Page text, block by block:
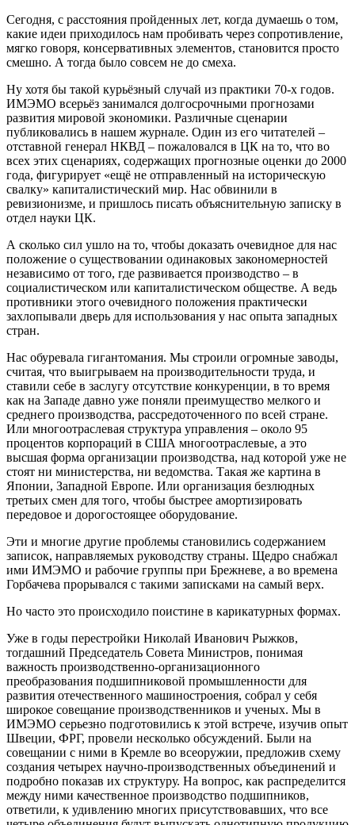
Сегодня, с расстояния пройденных лет, когда думаешь о том,
какие идеи приходилось нам пробивать через сопротивление,
мягко говоря, консервативных элементов, становится просто
смешно. А тогда было совсем не до смеха.
Ну хотя бы такой курьёзный случай из практики 70-х годов.
ИМЭМО всерьёз занимался долгосрочными прогнозами
развития мировой экономики. Различные сценарии
публиковались в нашем журнале. Один из его читателей –
отставной генерал НКВД – пожаловался в ЦК на то, что во
всех этих сценариях, содержащих прогнозные оценки до 2000
года, фигурирует «ещё не отправленный на историческую
свалку» капиталистический мир. Нас обвинили в
ревизионизме, и пришлось писать объяснительную записку в
отдел науки ЦК.
А сколько сил ушло на то, чтобы доказать очевидное для нас
положение о существовании одинаковых закономерностей
независимо от того, где развивается производство – в
социалистическом или капиталистическом обществе. А ведь
противники этого очевидного положения практически
захлопывали дверь для использования у нас опыта западных
стран.
Нас обуревала гигантомания. Мы строили огромные заводы,
считая, что выигрываем на производительности труда, и
ставили себе в заслугу отсутствие конкуренции, в то время
как на Западе давно уже поняли преимущество мелкого и
среднего производства, рассредоточенного по всей стране.
Или многоотраслевая структура управления – около 95
процентов корпораций в США многоотраслевые, а это
высшая форма организации производства, над которой уже не
стоят ни министерства, ни ведомства. Такая же картина в
Японии, Западной Европе. Или организация безлюдных
третьих смен для того, чтобы быстрее амортизировать
передовое и дорогостоящее оборудование.
Эти и многие другие проблемы становились содержанием
записок, направляемых руководству страны. Щедро снабжал
ими ИМЭМО и рабочие группы при Брежневе, а во времена
Горбачева прорывался с такими записками на самый верх.
Но часто это происходило поистине в карикатурных формах.
Уже в годы перестройки Николай Иванович Рыжков,
тогдашний Председатель Совета Министров, понимая
важность производственно-организационного
преобразования подшипниковой промышленности для
развития отечественного машиностроения, собрал у себя
широкое совещание производственников и ученых. Мы в
ИМЭМО серьезно подготовились к этой встрече, изучив опыт
Швеции, ФРГ, провели несколько обсуждений. Были на
совещании с ними в Кремле во всеоружии, предложив схему
создания четырех научно-производственных объединений и
подробно показав их структуру. На вопрос, как распределится
между ними качественное производство подшипников,
ответили, к удивлению многих присутствовавших, что все